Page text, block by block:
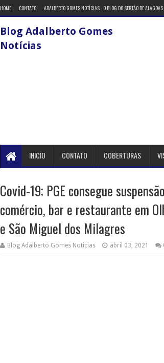
HOME CONTATO ADALBERTO GOMES NOTÍCIAS - O BLOG DO SERTÃO DE ALAGOAS
Blog Adalberto Gomes
Notícias
INICIO CONTATO COBERTURAS
Covid-19; PGE consegue
comércio, bar e restaurante em
e São Miguel dos Milagres
Blog Adalberto Gomes Noticias abril 03, 2021